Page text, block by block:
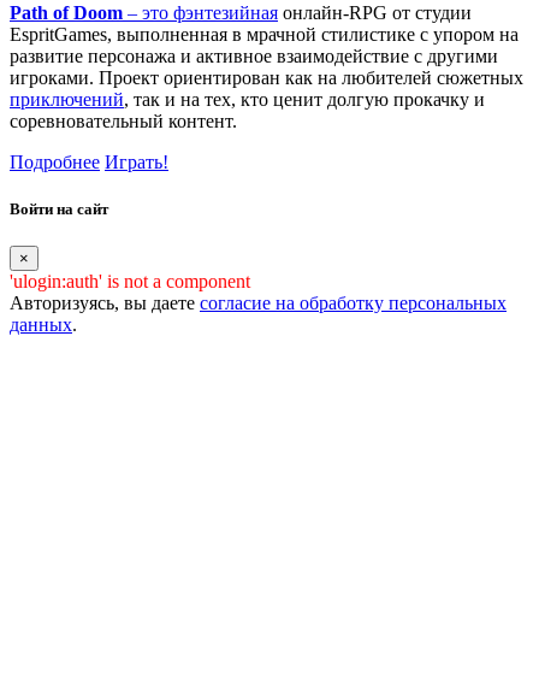
Path of Doom – это фэнтезийная онлайн-RPG от студии
EspritGames, выполненная в мрачной стилистике с упором на
развитие персонажа и активное взаимодействие с другими
игроками. Проект ориентирован как на любителей сюжетных
приключений, так и на тех, кто ценит долгую прокачку и
соревновательный контент.
Подробнее Играть!
Войти на сайт
×
'ulogin:auth' is not a component
Авторизуясь, вы даете согласие на обработку персональных
данных.